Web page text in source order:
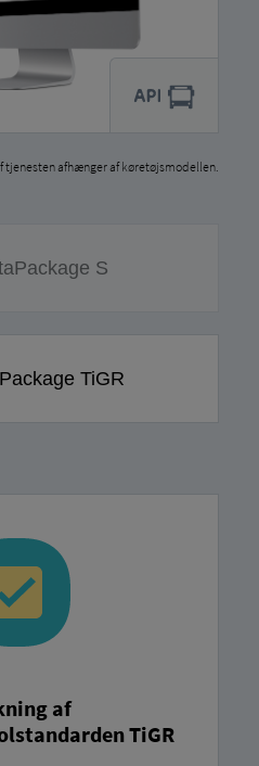
afhænger af køretøjsmodellen.
S
TiGR
af
TiGR